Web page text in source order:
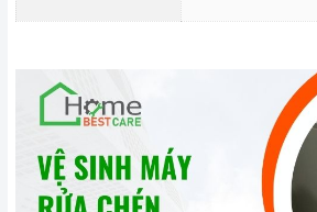
Cam kết hàng chính hãng:
rõ ràng.
Chế độ hỗ trợ bảo hành linh hoạt:
lắp đặt, chế độ bảo hành chính hãng,
nghiệp, đảm bảo rằng quý khách sẽ
và không gặp bất kỳ khó khăn nào